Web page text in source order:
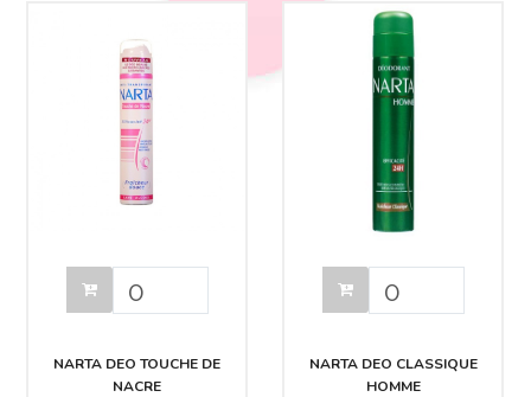
NARTA DEO TOUCHE DE
NACRE
NARTA DEO CLASSIQUE
HOMME